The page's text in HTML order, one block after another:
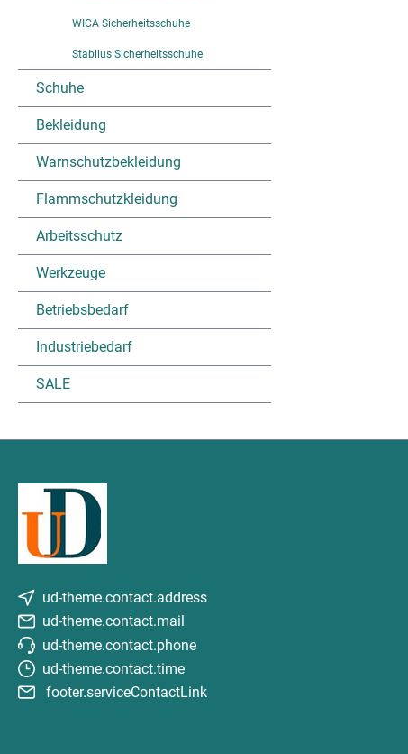
WICA Sicherheitsschuhe
Stabilus Sicherheitsschuhe
Schuhe
Bekleidung
Warnschutzbekleidung
Flammschutzkleidung
Arbeitsschutz
Werkzeuge
Betriebsbedarf
Industriebedarf
SALE
ud-theme.contact.address
ud-theme.contact.mail
ud-theme.contact.phone
ud-theme.contact.time
footer.serviceContactLink